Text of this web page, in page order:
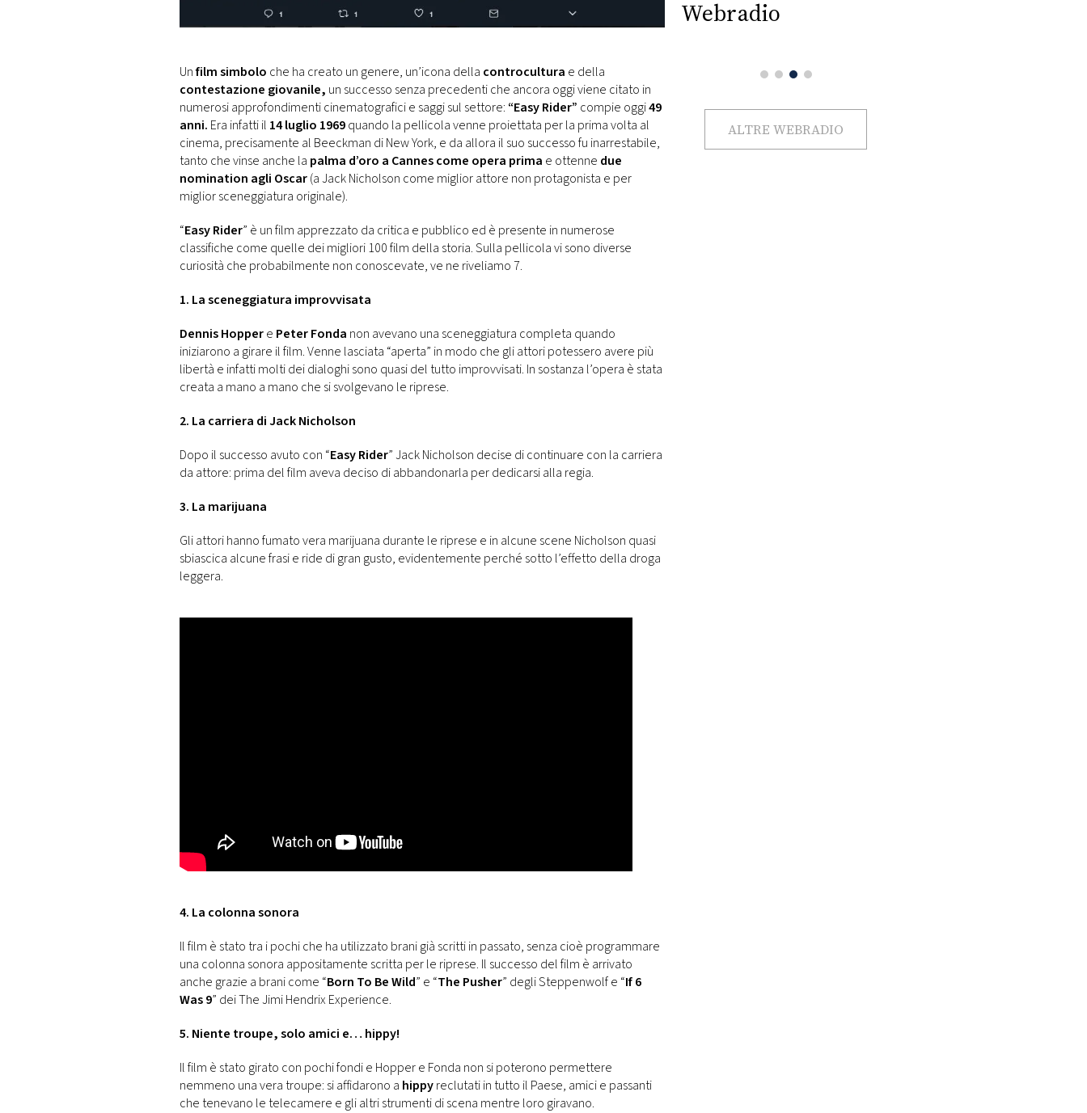
MONACO
RMC
CONSIGLIA
Unfilm simbolo che ha creato un genere, un’icona della controcultura e della
contestazione giovanile, un successo senza precedenti che ancora oggi viene citato in
numerosi approfondimenti cinematografici e saggi sul settore: “Easy Rider” compie oggi49
anni. Era infatti il 14 luglio 1969quando la pellicola venne proiettata per la prima volta al
cinema, precisamente al Beeckman di New York, e da allora il suo successo fu inarrestabile,
tanto che vinse anche la palma d’oro a Cannes come opera prima e ottenne due
nomination agli Oscar(a Jack Nicholson come miglior attore non protagonista e per
miglior sceneggiatura originale).
“Easy Rider” è un film apprezzato da critica e pubblico ed è presente in numerose
classifiche come quelle dei migliori 100 film della storia. Sulla pellicola vi sono diverse
curiosità che probabilmente non conoscevate, ve ne riveliamo 7.
1. La sceneggiatura improvvisata
Dennis Hoppere Peter Fonda non avevano una sceneggiatura completa quando
iniziarono a girare il film. Venne lasciata “aperta” in modo che gli attori potessero avere più
libertà e infatti molti dei dialoghi sono quasi del tutto improvvisati. In sostanza l’opera è stata
creata a mano a mano che si svolgevano le riprese.
2. La carriera di Jack Nicholson
Dopo il successo avuto con “Easy Rider” Jack Nicholson decise di continuare con la carriera
da attore: prima del film aveva deciso di abbandonarla per dedicarsi alla regia.
3. La marijuana
Gli attori hanno fumato vera marijuana durante le riprese e in alcune scene Nicholson quasi
sbiascica alcune frasi e ride di gran gusto, evidentemente perché sotto l’effetto della droga
leggera.
4. La colonna sonora
Il film è stato tra i pochi che ha utilizzato brani già scritti in passato, senza cioè programmare
una colonna sonora appositamente scritta per le riprese. Il successo del film è arrivato
anche grazie a brani come “Born To Be Wild” e “The Pusher” degli Steppenwolf e “If 6
Was 9” dei The Jimi Hendrix Experience.
5. Niente troupe, solo amici e… hippy!
Il film è stato girato con pochi fondi e Hopper e Fonda non si poterono permettere
nemmeno una vera troupe: si affidarono a hippyreclutati in tutto il Paese, amici e passanti
che tenevano le telecamere e gli altri strumenti di scena mentre loro giravano.
Webradio
ALTRE WEBRADIO